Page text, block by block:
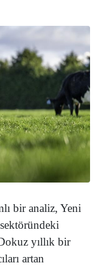
bir analiz, Yeni
yıllık bir
artan